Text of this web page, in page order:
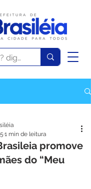
promove
do “Meu
1 min de leitura